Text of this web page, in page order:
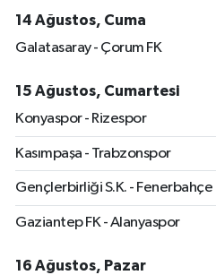
14 Ağustos, Cuma
Galatasaray - Çorum FK
15 Ağustos, Cumartesi
Konyaspor - Rizespor
Kasımpaşa - Trabzonspor
Gençlerbirliği S.K. - Fenerbahçe
Gaziantep FK - Alanyaspor
16 Ağustos, Pazar